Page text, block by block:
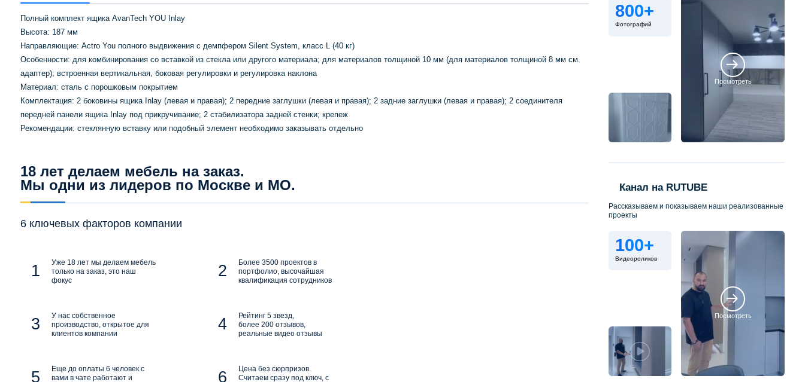
Полный комплект ящика AvanTech YOU Inlay
Высота: 187 мм
Направляющие: Actro You полного выдвижения с демпфером Silent System, класс L (40 кг)
Особенности: для комбинирования со вставкой из стекла или другого материала; для материалов толщиной 10 мм (для материалов толщиной 8 мм см.
адаптер); встроенная вертикальная, боковая регулировки и регулировка наклона
Материал: сталь с порошковым покрытием
Комплектация: 2 боковины ящика Inlay (левая и правая); 2 передние заглушки (левая и правая); 2 задние заглушки (левая и правая); 2 соединителя
передней панели ящика Inlay под прикручивание; 2 стабилизатора задней стенки; крепеж
Рекомендации: стеклянную вставку или подобный элемент необходимо заказывать отдельно
18 лет делаем мебель на заказ.
Мы одни из лидеров по Москве и МО.
6 ключевых факторов компании
Уже 18 лет мы делаем мебель
только на заказ, это наш
фокус
Более 3500 проектов в
портфолио, высочайшая
квалификация сотрудников
У нас собственное
производство, открытое для
клиентов компании
Рейтинг 5 звезд,
более 200 отзывов,
реальные видео отзывы
Еще до оплаты 6 человек с
вами в чате работают и
Цена без сюрпризов.
Считаем сразу под ключ, с
800+
Фотографий
Посмотреть
Канал на RUTUBE
Рассказываем и показываем наши реализованные
проекты
100+
Видеороликов
Посмотреть